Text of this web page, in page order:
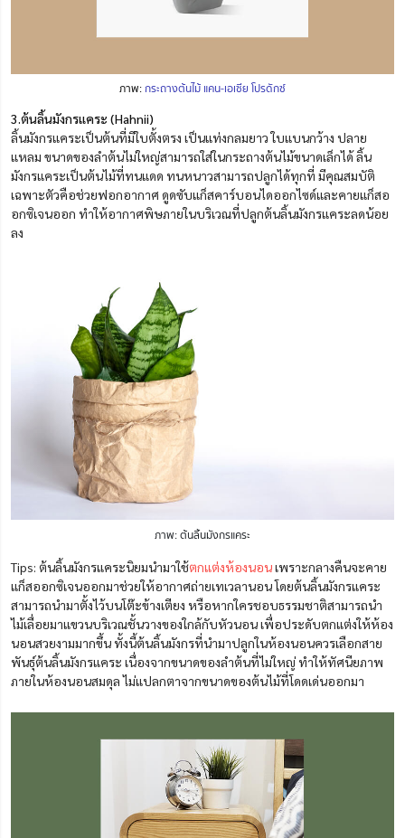
ภาพ:กระถางต้นไม้ แคน-เอเซีย โปรดักซ์
3.ต้นลิ้นมังกรแคระ (Hahnii)
ลิ้นมังกรแคระเป็นต้นที่มีใบตั้งตรง เป็นแท่งกลมยาว ใบแบนกว้าง ปลาย
แหลม ขนาดของลำต้นไม่ใหญ่สามารถใส่ในกระถางต้นไม้ขนาดเล็กได้ ลิ้น
มังกรแคระเป็นต้นไม้ที่ทนแดด ทนหนาวสามารถปลูกได้ทุกที่ มีคุณสมบัติ
เฉพาะตัวคือช่วยฟอกอากาศ ดูดซับแก็สคาร์บอนไดออกไซด์และคายแก็สอ
อกซิเจนออก ทำให้อากาศพิษภายในบริเวณที่ปลูกต้นลิ้นมังกรแคระลดน้อย
ลง
ภาพ: ต้นลิ้นมังกรแคระ
Tips: ต้นลิ้นมังกรแคระนิยมนำมาใช้ตกแต่งห้องนอนเพราะกลางคืนจะคาย
แก็สออกซิเจนออกมาช่วยให้อากาศถ่ายเทเวลานอน โดยต้นลิ้นมังกรแคระ
สามารถนำมาตั้งไว้บนโต๊ะข้างเตียง หรือหากใครชอบธรรมชาติสามารถนำ
ไม้เลื่อยมาแขวนบริเวณชั้นวางของใกล้กับหัวนอน เพื่อประดับตกแต่งให้ห้อง
นอนสวยงามมากขึ้น ทั้งนี้ต้นลิ้นมังกรที่นำมาปลูกในห้องนอนควรเลือกสาย
พันธุ์ต้นลิ้นมังกรแคระ เนื่องจากขนาดของลำต้นที่ไม่ใหญ่ ทำให้ทัศนียภาพ
ภายในห้องนอนสมดุล ไม่แปลกตาจากขนาดของต้นไม้ที่โดดเด่นออกมา